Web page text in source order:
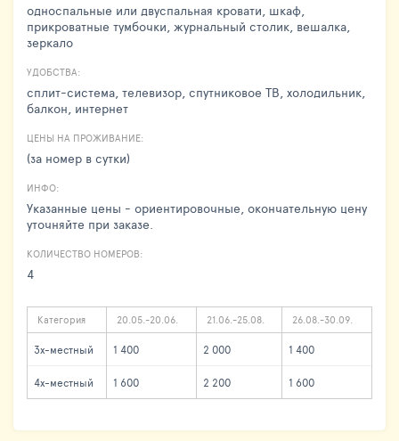
односпальные или двуспальная кровати, шкаф,
прикроватные тумбочки, журнальный столик, вешалка,
зеркало
УДОБСТВА:
сплит-система, телевизор, спутниковое ТВ, холодильник,
балкон, интернет
ЦЕНЫ НА ПРОЖИВАНИЕ:
(за номер в сутки)
ИНФО:
Указанные цены - ориентировочные, окончательную цену
уточняйте при заказе.
КОЛИЧЕСТВО НОМЕРОВ:
4
Категория 20.05.-20.06. 21.06.-25.08. 26.08.-30.09.
3х-местный 1 400 2 000 1 400
4х-местный 1 600 2 200 1 600